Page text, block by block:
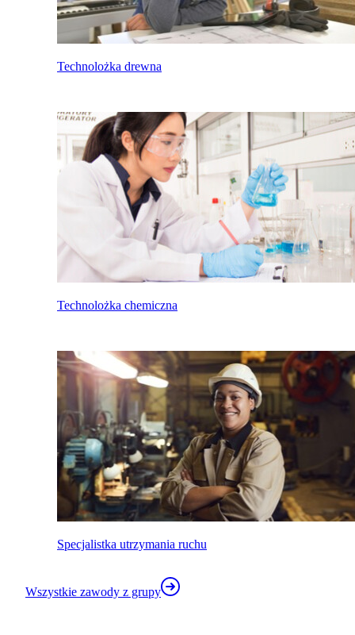
Technolożka drewna
Technolożka chemiczna
Specjalistka utrzymania ruchu
Wszystkie zawody z grupy